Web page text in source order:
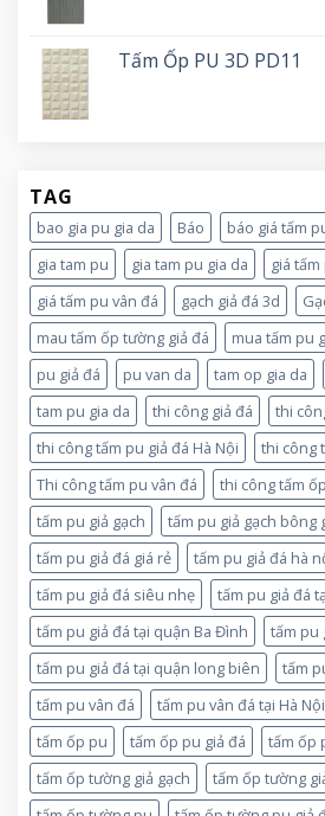
Tấm Ốp PU 3D PD11
TAG
bao gia pu gia da Báo báo giá tấm
gia tam pu
gia tam pu gia da
giá
giá tấm pu vân đá
gạch giả đá 3d
mau tấm ốp tường giả đá
mua tấm pu
pu giả đá
pu van da tam op gia da
tam pu gia da
thi công giả đá
thi
thi công tấm pu giả đá Hà Nội
thi công
Thi công tấm pu vân đá
thi công tấm
tấm pu giả gạch
tấm pu giả gạch bông
tấm pu giả đá giá rẻ
tấm pu giả đá hà
tấm pu giả đá siêu nhẹ
tấm pu giả đá
tấm pu giả đá tại quận Ba Đình
tấm pu
tấm pu giả đá tại quận long biên
tấm
tấm pu vân đá
tấm pu vân đá tại Hà Nội
tấm ốp pu
tấm ốp pu giả đá
tấm ốp
tấm ốp tường giả gạch
tấm ốp tường